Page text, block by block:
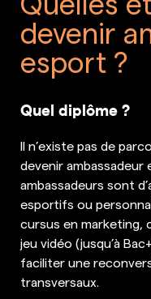
devenir
esport ?
Quel diplôme ?
Il n’existe pas de
devenir ambassadeur
ambassadeurs sont
esportifs ou
cursus en marketing,
jeu vidéo (jusqu’à
faciliter une
transversaux.